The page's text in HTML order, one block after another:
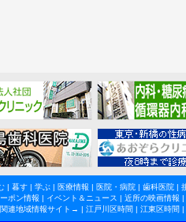
| 暮す| 学ぶ| 医療情報 | 医院・病院| 歯科医院|
ポン情報 | イベント＆ニュース | 近所の映画情報 |
関連地域情報サイト→ | 江戸川区時間 | 江東区時間 |